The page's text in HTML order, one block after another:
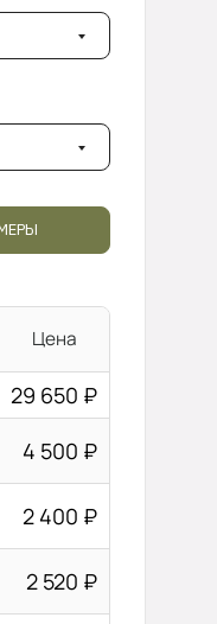
Цена
29 650 ₽
4 500 ₽
2 400 ₽
2 520 ₽